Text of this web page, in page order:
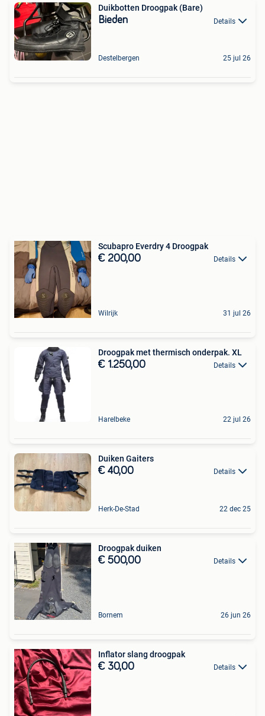
Duikbotten Droogpak (Bare)
Bieden Details
Destelbergen 25 jul 26
Scubapro Everdry 4 Droogpak
€ 200,00 Details
Wilrijk 31 jul 26
Droogpak met thermisch onderpak. XL
€ 1.250,00 Details
Harelbeke 22 jul 26
Duiken Gaiters
€ 40,00 Details
Herk-De-Stad 22 dec 25
Droogpak duiken
€ 500,00 Details
Bornem 26 jun 26
Inflator slang droogpak
€ 30,00 Details